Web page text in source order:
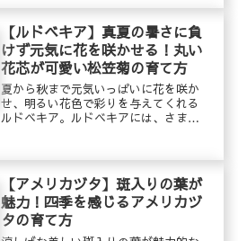
心地よい感触です。観賞用ハーブとし
て人気があり、カラーリーフとしても
重宝します。初夏には長く伸びた花茎
につける薄紫色の穂状の小花を楽しむ
こともできます。生育が早く地面を這
うように伸びていくので、グランドカ
バーとしても育てることができます。
【ルドベキア】真夏の暑さに負
けず元気に花を咲かせる！丸い
花芯が可愛い松笠菊の育て方
夏から秋まで元気いっぱいに花を咲か
せ、明るい花色で彩りを与えてくれる
ルドベキア。ルドベキアには、さまざ
名の「松笠菊」は、まん丸で可愛らし
い花芯が、松ぼっくり(松笠)に見えるこ
とから名づけられたそうです。
【アメリカヅタ】斑入りの葉が
魅力！四季を感じるアメリカヅ
タの育て方